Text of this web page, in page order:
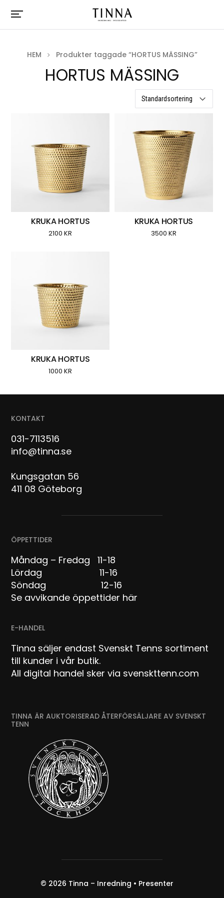
HEM Produkter taggade “HORTUS MÄSSING”
HORTUS MÄSSING
KRUKA HORTUS
2100KR
KRUKA HORTUS
3500 KR
KRUKA HORTUS
1000KR
KONTAKT
031-7113516
info@tinna.se
Kungsgatan 56
411 08 Göteborg
ÖPPETTIDER
Måndag – Fredag 11-18
Lördag 11-16
Söndag 12-16
Se avvikande öppettider här
E-HANDEL
Tinna säljer endast Svenskt Tenns sortiment
till kunder i vår butik.
All digital handel sker via svenskttenn.com
TINNA ÄR AUKTORISERAD ÅTERFÖRSÄLJARE AV SVENSKT
TENN
© 2026 Tinna – Inredning • Presenter